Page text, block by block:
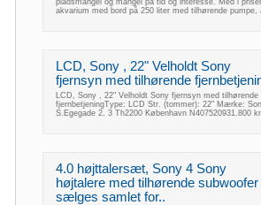
akvarium med bord på 250 liter med tilhørende pumpe,
LCD, Sony , 22" Velholdt Sony
fjernsyn med tilhørende
LCD, Sony , 22" Velholdt Sony fjernsyn med tilhørende
fjernbetjeningType: LCD Str. (tommer): 22" Mærke:
S.Egegade 2, 3 Th2200 København N407520931.800 kr.
4.0 højttalersæt, Sony 4 Sony
højtalere med tilhørende subwoofer
sælges samlet for..